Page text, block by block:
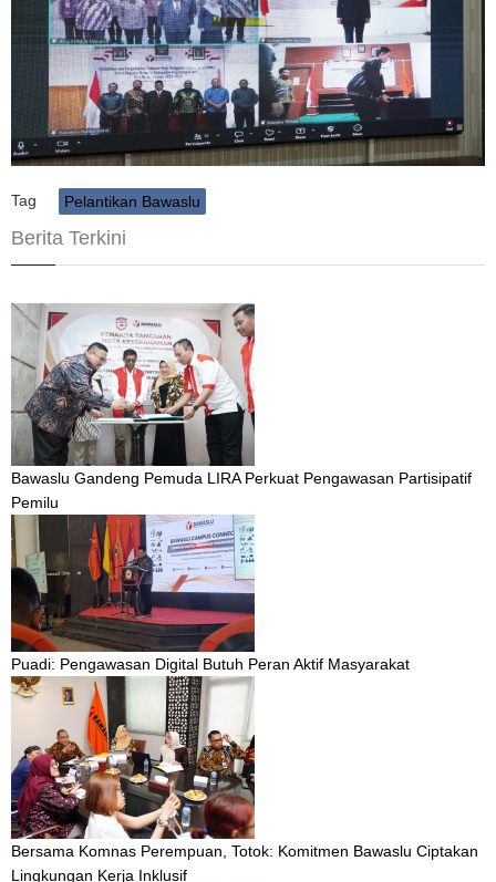
Tag Pelantikan Bawaslu
Berita Terkini
Bawaslu Gandeng Pemuda LIRA Perkuat Pengawasan Partisipatif
Pemilu
Puadi: Pengawasan Digital Butuh Peran Aktif Masyarakat
Bersama Komnas Perempuan, Totok: Komitmen Bawaslu Ciptakan
Lingkungan Kerja Inklusif